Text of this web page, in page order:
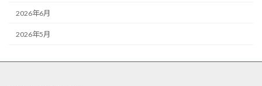
2026年6月
2026年5月